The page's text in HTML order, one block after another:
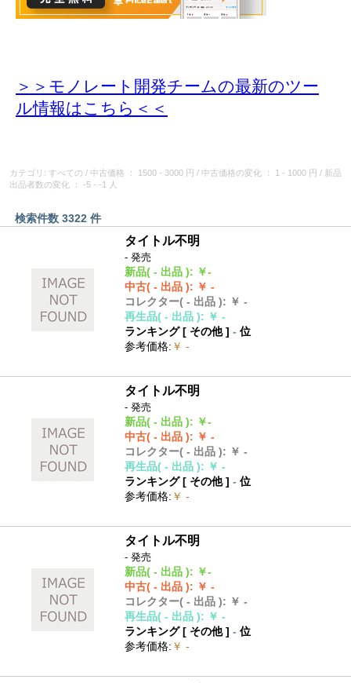
＞＞モノレート開発チームの最新のツー
ル情報はこちら＜＜
カテゴリ: すべての / 中古価格 ： 1500 - 3000 円 / 中古価格の変化 ： 1 - 1000 円 / 新品
出品者数の変化
： -5 - -1 人
検索件数 3322 件
タイトル不明
- 発売
新品( - 出品 ): ￥-
中古( - 出品 ): ￥ -
コレクター( - 出品 ): ￥ -
再生品( - 出品 ): ￥ -
ランキング [ その他]- 位
参考価格: ￥ -
タイトル不明
- 発売
新品( - 出品 ): ￥-
中古( - 出品 ): ￥ -
コレクター( - 出品 ): ￥ -
再生品( - 出品 ): ￥ -
ランキング [ その他]- 位
参考価格: ￥ -
タイトル不明
- 発売
新品( - 出品 ): ￥-
中古( - 出品 ): ￥ -
コレクター( - 出品 ): ￥ -
再生品( - 出品 ): ￥ -
ランキング [ その他]- 位
参考価格: ￥ -